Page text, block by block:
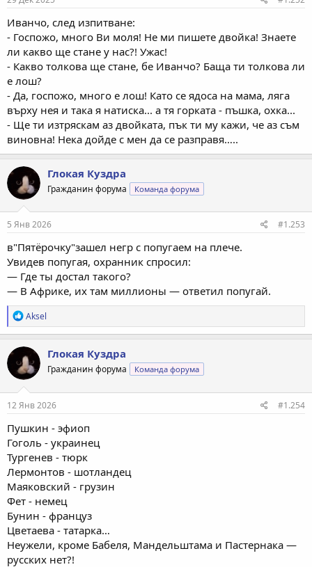
Иванчо, след изпитване:
- Госпожо, много Ви моля! Не ми пишете двойка! Знаете
ли какво ще стане у нас?! Ужас!
- Какво толкова ще стане, бе Иванчо? Баща ти толкова ли
е лош?
- Да, госпожо, много е лош! Като се ядоса на мама, ляга
върху нея и така я натиска... а тя горката - пъшка, охка...
- Ще ти изтряскам аз двойката, пък ти му кажи, че аз съм
виновна! Нека дойде с мен да се разправя…..
Глокая Куздра
Гражданин форума Команда форума
5 Янв 2026 #1.253
в"Пятёрочку"зашел негр с попугаем на плече.
Увидев попугая, охранник спросил:
— Где ты достал такого?
— В Африке, их там миллионы — ответил попугай.
Р
е
а
к
ц
и
и
:
Aksel
Глокая Куздра
Гражданин форума Команда форума
12 Янв 2026 #1.254
Пушкин - эфиоп
Гоголь - украинец
Тургенев - тюрк
Лермонтов - шотландец
Маяковский - грузин
Фет - немец
Бунин - француз
Цветаева - татарка…
Неужели, кроме Бабеля, Мандельштама и Пастернака —
русских нет?!